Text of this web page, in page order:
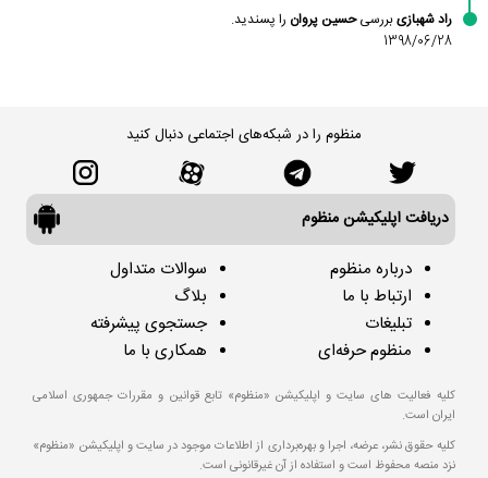
راد شهبازیبررسیحسین پروان را پسندید.
1398/06/28
منظوم را در شبکه‌های اجتماعی دنبال کنید
دریافت اپلیکیشن منظوم
درباره منظوم
ارتباط با ما
تبلیغات
منظوم حرفه‌ای
سوالات متداول
بلاگ
جستجوی پیشرفته
همکاری با ما
کلیه فعالیت های سایت و اپلیکیشن «منظوم» تابع قوانین و مقررات جمهوری اسلامی
ایران است.
کلیه حقوق نشر، عرضه، اجرا و بهره‌برداری از اطلاعات موجود در سایت و اپلیکیشن «منظوم»
نزد منصه محفوظ است و استفاده از آن غیرقانونی است.